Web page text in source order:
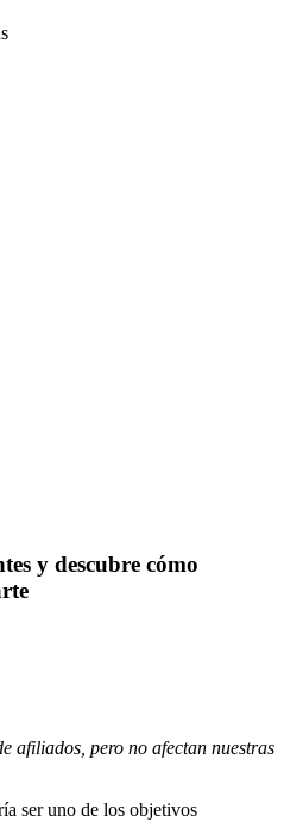
y descubre cómo
afiliados, pero no afectan nuestras
ser uno de los objetivos